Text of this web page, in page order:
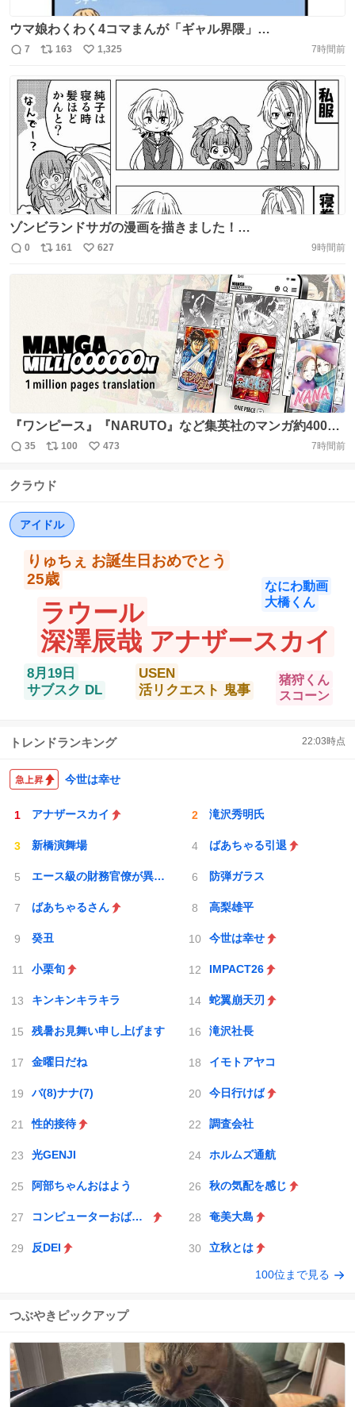
ウマ娘わくわく4コマまんが「ギャル界隈」
https://t.co/Tmz04G9hud
返
数
7
リ
ス
ト
数
163
い
ね
数
1,325 7時間前
ゾンビランドサガの漫画を描きました！
https://t.co/AG1IbzPcFO
返
0
リ
161
い
627 9時間前
『ワンピース』『NARUTO』など集英社のマンガ約400作
品が海外向けに無料配信。新サービス「MANGA
に翻訳された計100万ページを登録不要で楽しめる。2027
編”の全107言語版などに限り閲覧可能
https://t.co/OTk3hPEUfS
返
数
35
リ
ス
数
100
い
473 7時間前
クラウド
アイドル
ラウール
深澤辰哉 アナザースカイ
りゅちぇ お誕生日おめでとう
25歳
USEN
活リクエスト 鬼事
8月19日
サブスク DL
なにわ動画
大橋くん
猪狩くん
スコーン
トレンドランキング 22:03時点
今世は幸せ
アナザースカイ 滝沢秀明氏
新橋演舞場 ばあちゃる引退
エース級の財務官僚が異例転出へ 防弾ガラス
ばあちゃるさん 高梨雄平
癸丑 今世は幸せ
小栗旬 IMPACT26
キンキンキラキラ 蛇翼崩天刃
残暑お見舞い申し上げます 滝沢社長
金曜日だね イモトアヤコ
バ(8)ナナ(7) 今日行けば
性的接待 調査会社
光GENJI ホルムズ通航
阿部ちゃんおはよう 秋の気配を感じ
コンピューターおばあちゃん 奄美大島
反DEI 立秋とは
100位まで見る
つぶやきピックアップ